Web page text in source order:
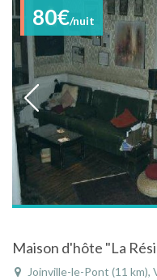
80€/nuit
Joinville-le-Pont (11 km),